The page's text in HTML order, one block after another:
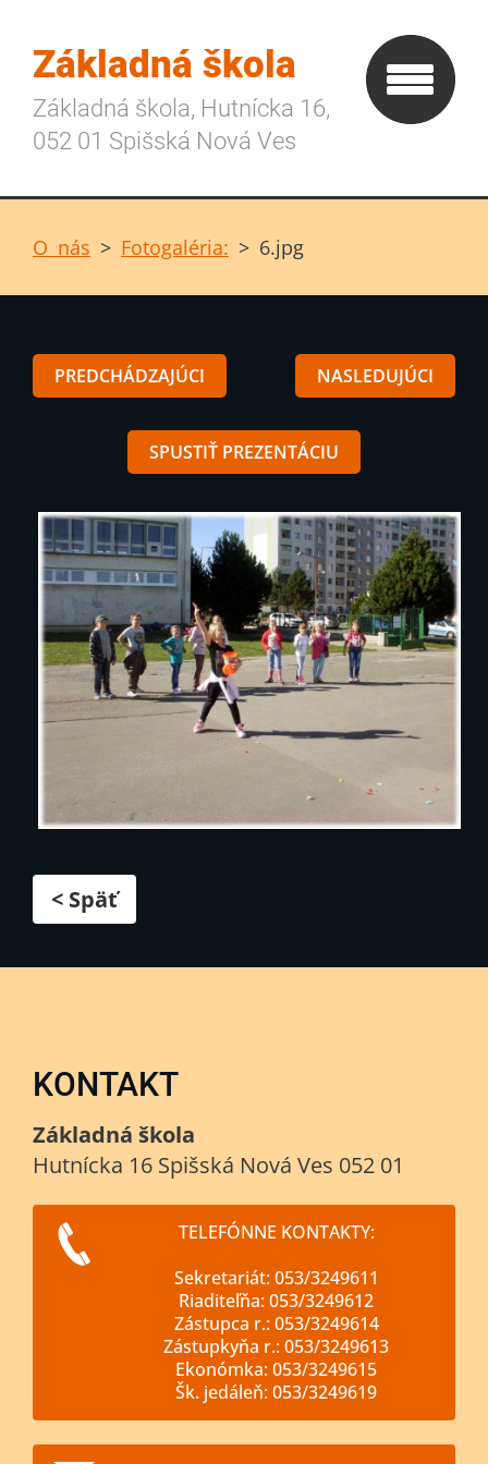
Základná škola
Základná škola, Hutnícka 16,
052 01 Spišská Nová Ves
O nás > Fotogaléria: > 6.jpg
PREDCHÁDZAJÚCI NASLEDUJÚCI
SPUSTIŤ PREZENTÁCIU
< Späť
KONTAKT
Základná škola
Hutnícka 16 Spišská Nová Ves 052 01
TELEFÓNNE KONTAKTY:
Sekretariát: 053/3249611
Riaditeľňa: 053/3249612
Zástupca r.: 053/3249614
Zástupkyňa r.: 053/3249613
Ekonómka: 053/3249615
Šk. jedáleň: 053/3249619